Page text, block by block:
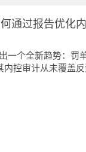
通过报告优化
一个全新趋势：
内控审计从未覆盖